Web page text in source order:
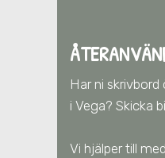
Har ni
i Vega? Skicka
Vi hjälper till